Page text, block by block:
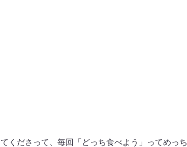
ださって、毎回「どっち食べよう」ってめっち